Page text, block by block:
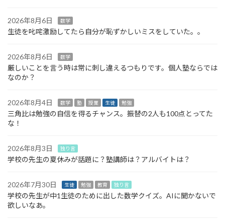
2026年8月6日 数学
生徒を叱咤激励してたら自分が恥ずかしいミスをしていた。。
2026年8月6日 数学
厳しいことを言う時は常に刺し違えるつもりです。個人塾ならでは
なのか？
2026年8月4日 数学 塾 授業 生徒 勉強
三角比は勉強の自信を得るチャンス。振替の2人も100点とってた
な！
2026年8月3日 独り言
学校の先生の夏休みが話題に？塾講師は？アルバイトは？
2026年7月30日 生徒 勉強 教育 独り言
学校の先生が中1生徒のために出した数学クイズ。AIに聞かないで
欲しいなあ。